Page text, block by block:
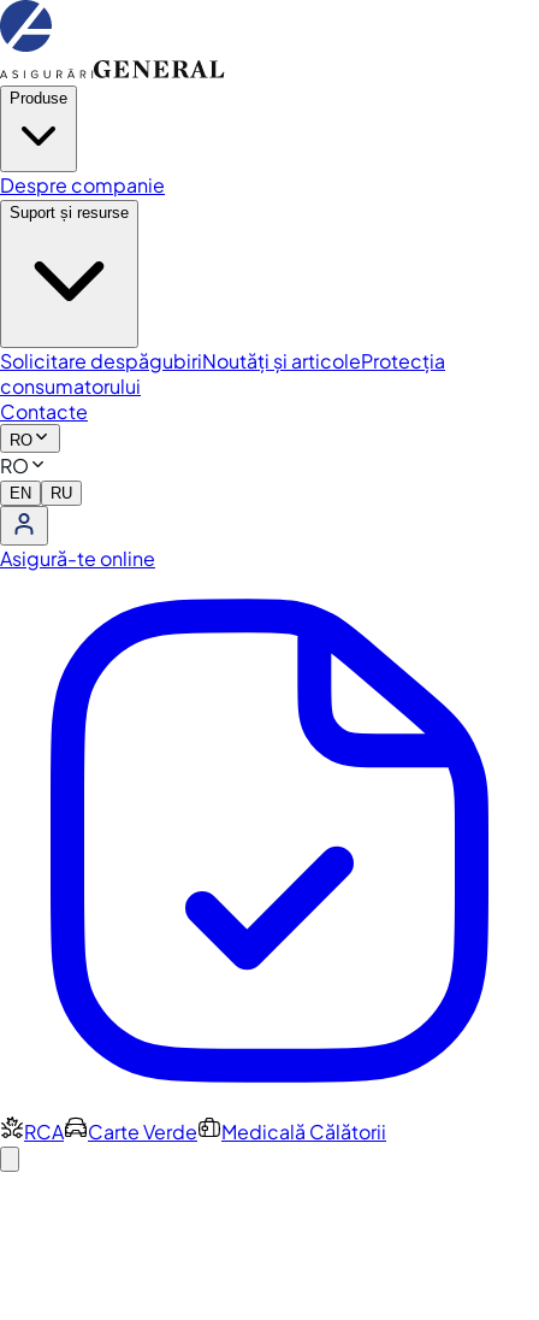
Produse
Despre companie
Suport și resurse
Solicitare despăgubiriNoutăți și articoleProtecția
consumatorului
Contacte
RO
RO
EN RU
Asigură-te online
RCA Carte Verde Medicală Călătorii